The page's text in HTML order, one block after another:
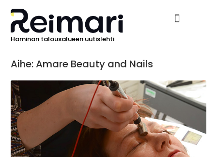
Haminan talousalueen uutislehti
Aihe: Amare Beauty and Nails